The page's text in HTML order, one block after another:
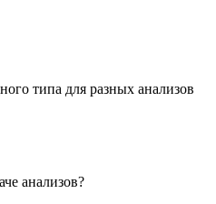
типа для разных анализов
анализов?